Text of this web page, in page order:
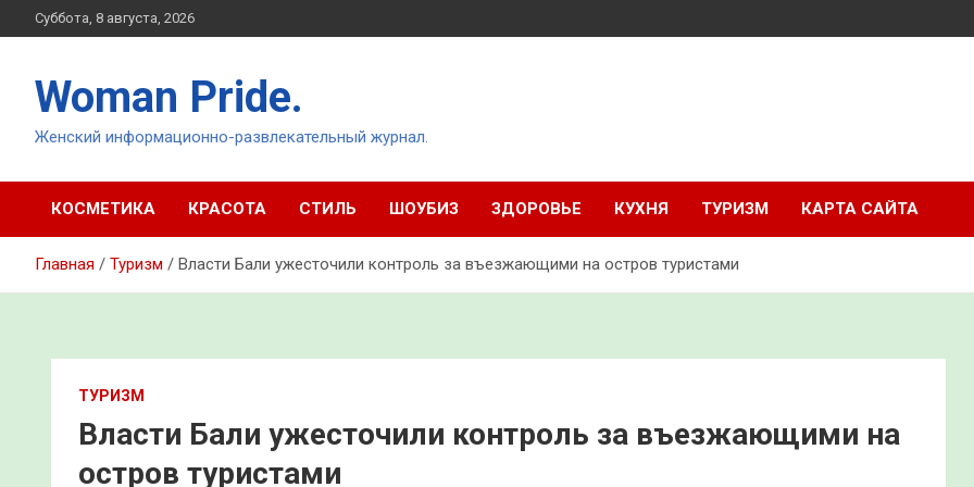
Перейти
к
Суббота, 8 августа, 2026
Woman Pride.
Женский информационно-развлекательный журнал.
КОСМЕТИКА КРАСОТА СТИЛЬ ШОУБИЗ ЗДОРОВЬЕ КУХНЯ ТУРИЗМ КАРТА САЙТА
Главная Туризм Власти Бали ужесточили контроль за въезжающими на остров туристами
ТУРИЗМ
Власти Бали ужесточили контроль за въезжающими на
остров туристами